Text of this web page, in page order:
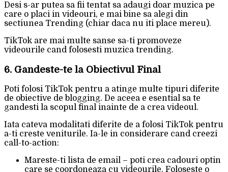
Desi s-ar putea sa fii tentat sa adaugi doar muzica pe
care o placi in videouri, e mai bine sa alegi din
sectiunea Trending (chiar daca nu iti place mereu).
TikTok are mai multe sanse sa-ti promoveze
videourile cand folosesti muzica trending.
6. Gandeste-te la Obiectivul Final
Poti folosi TikTok pentru a atinge multe tipuri diferite
de obiective de blogging. De aceea e esential sa te
gandesti la scopul final inainte de a crea videoul.
Iata cateva modalitati diferite de a folosi TikTok pentru
a-ti creste veniturile. Ia-le in considerare cand creezi
call-to-action:
Mareste-ti lista de email – poti crea cadouri optin
care se coordoneaza cu videourile. Foloseste o